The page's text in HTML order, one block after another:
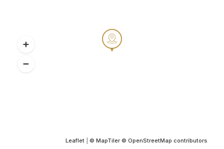
Leaflet © MapTiler © OpenStreetMap contributors